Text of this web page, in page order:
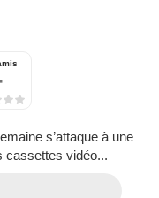
s’attaque à une
cassettes vidéo...